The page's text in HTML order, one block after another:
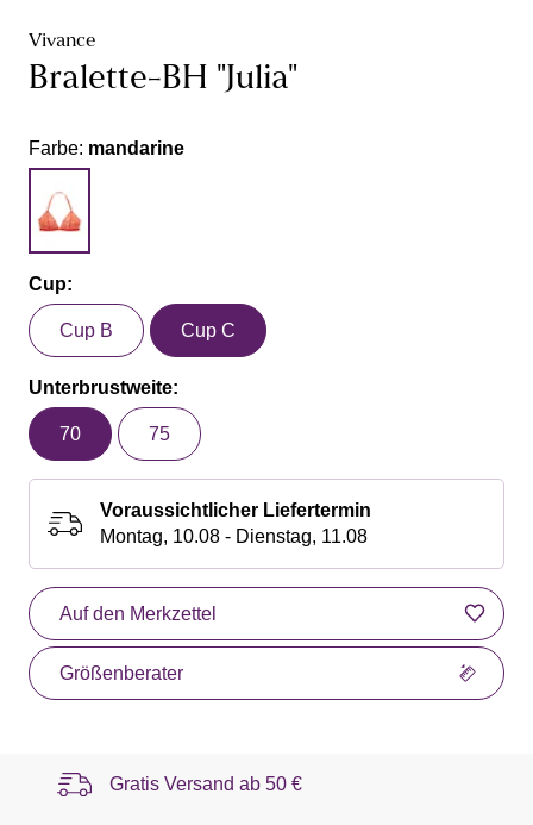
Vivance
Bralette-BH "Julia"
Farbe: mandarine
Cup:
Cup B Cup C
Unterbrustweite:
70 75
Voraussichtlicher Liefertermin
Montag, 10.08 - Dienstag, 11.08
Auf den Merkzettel
Größenberater
Gratis Versand ab 50 €